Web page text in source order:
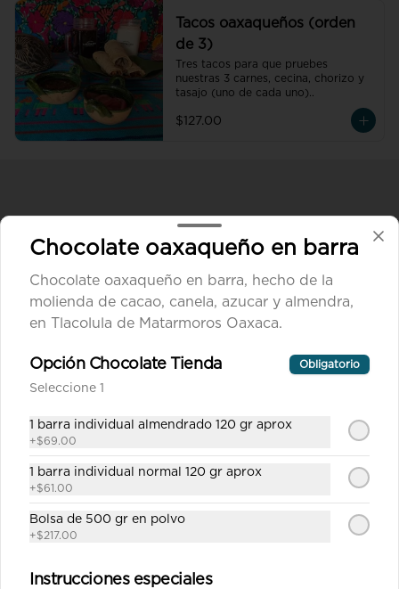
Tacos oaxaqueños (orden
de 3)
Tres tacos para que pruebes
nuestras 3 carnes, cecina, chorizo y
tasajo (uno de cada uno)..
$127.00
Conócenos
Despacho
Términos y condiciones
Política de privacidad
Redes sociales
Instagram
Chocolate oaxaqueño en barra
Chocolate oaxaqueño en barra, hecho de la
molienda de cacao, canela, azucar y almendra,
en Tlacolula de Matarmoros Oaxaca.
Opción Chocolate Tienda Obligatorio
Seleccione 1
1 barra individual almendrado 120 gr aprox
+$69.00
1 barra individual normal 120 gr aprox
+$61.00
Bolsa de 500 gr en polvo
+$217.00
Instrucciones especiales